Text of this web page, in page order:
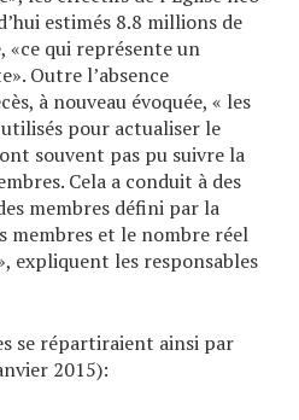
estimés 8.8 millions de
«ce qui représente un
Outre l’absence
à nouveau évoquée, « les
pour actualiser le
souvent pas pu suivre la
Cela a conduit à des
membres défini par la
membres et le nombre réel
expliquent les responsables
se répartiraient ainsi par
2015):